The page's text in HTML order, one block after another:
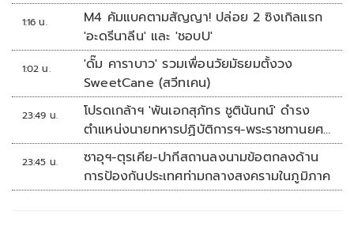
1:16 น.
M4 คัมแบคตามสัญญา! ปล่อย 2 ซิงเกิลแรก
'อะดรีนาลีน' และ 'ชอบU'
1:02 น.
'ดั๊ม คาราบาว' รวมเพื่อนวัยมัธยมตั้งวง
SweetCane (สวีทเคน)
23:49 น.
โปรดเกล้าฯ 'พันเอกสุภัทร ชูตินันทน์' ดำรง
ตำแหน่งนายทหารปฏิบัติการฯ-พระราชทานยศ
'พลตรี'
23:45 น.
ซาอุฯ-ตุรเคีย-ปากีสถานลงนามข้อตกลงด้าน
การป้องกันประเทศท่ามกลางสงครามในภูมิภาค